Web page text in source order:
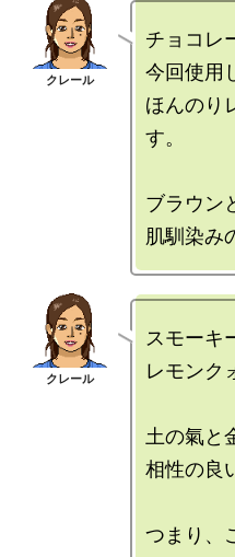
チョコレ
今回使用
ほんのり
す。
ブラウン
スモーキ
レモンク
土の氣と
相性の良
つまり、